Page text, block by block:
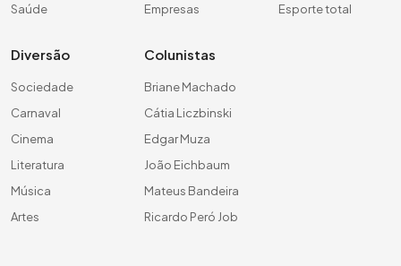
Saúde
Empresas
Esporte total
Diversão
Sociedade
Carnaval
Cinema
Literatura
Música
Artes
Colunistas
Briane Machado
Cátia Liczbinski
Edgar Muza
João Eichbaum
Mateus Bandeira
Ricardo Peró Job